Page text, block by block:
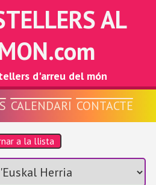
AL
d'arreu del món
CALENDARI CONTACTE
a la llista